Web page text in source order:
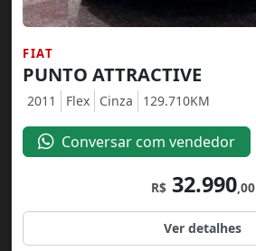
FIAT
PUNTO ATTRACTIVE
2011 Flex Cinza 129.710KM
Conversar com vendedor
R$32.990,00
Ver detalhes